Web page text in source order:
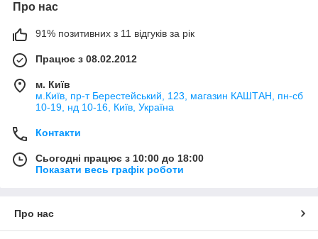
Про нас
91% позитивних з 11 відгуків за рік
Працює з 08.02.2012
м. Київ
м.Київ, пр-т Берестейський, 123, магазин КАШТАН, пн-сб
10-19, нд 10-16, Київ, Україна
Контакти
Сьогодні працює з 10:00 до 18:00
Показати весь графік роботи
Про нас